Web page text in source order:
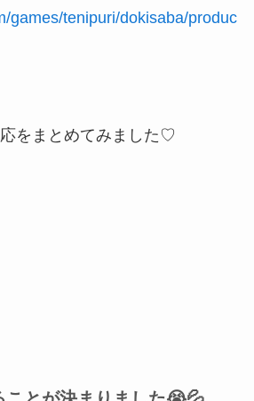
games/tenipuri/dokisaba/produc
をまとめてみました♡